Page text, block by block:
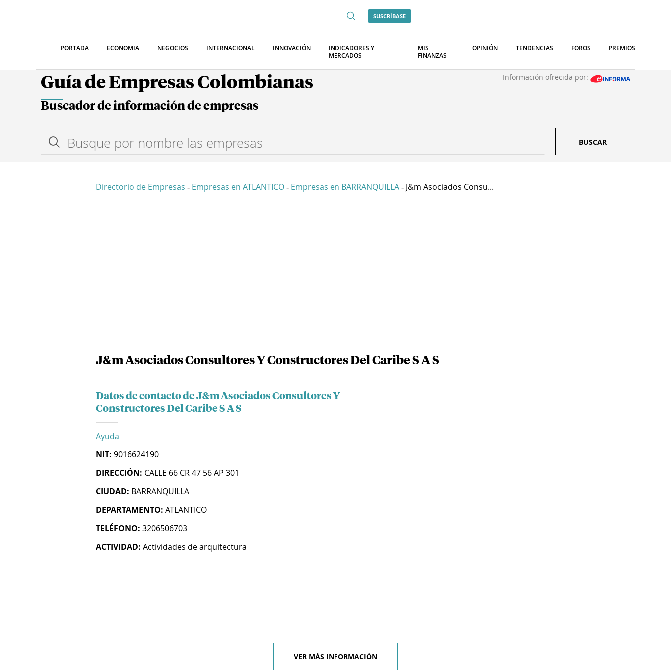
SUSCRÍBASE
PORTADA ECONOMIA NEGOCIOS INTERNACIONAL INNOVACIÓN
INDICADORES Y
MERCADOS
MIS
FINANZAS
OPINIÓN TENDENCIAS FOROS PREMIOS
Guía de Empresas Colombianas Información ofrecida por:
Buscador de información de empresas
BUSCAR
Directorio de Empresas - Empresas en ATLANTICO - Empresas en BARRANQUILLA - J&m Asociados Consu...
J&m Asociados Consultores Y Constructores Del Caribe S A S
Datos de contacto de J&m Asociados Consultores Y
Constructores Del Caribe S A S
Ayuda
NIT: 9016624190
DIRECCIÓN: CALLE 66 CR 47 56 AP 301
CIUDAD: BARRANQUILLA
DEPARTAMENTO: ATLANTICO
TELÉFONO: 3206506703
ACTIVIDAD: Actividades de arquitectura
VER MÁS INFORMACIÓN